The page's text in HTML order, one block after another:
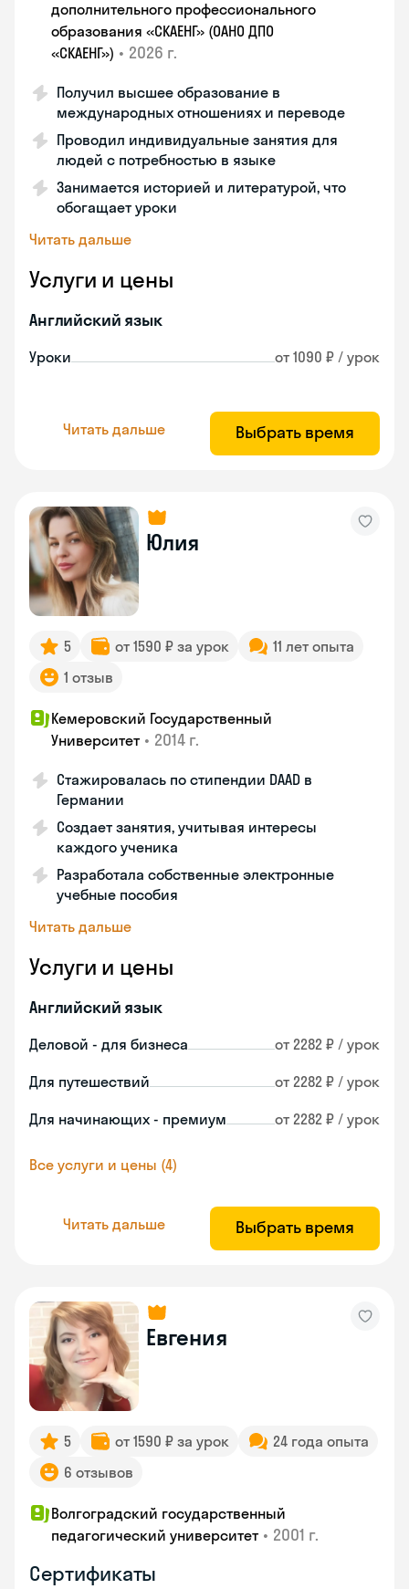
дополнительного профессионального
образования «СКАЕНГ» (ОАНО ДПО
«СКАЕНГ») • 2026 г.
Получил высшее образование в
международных отношениях и переводе
Проводил индивидуальные занятия для
людей с потребностью в языке
Занимается историей и литературой, что
обогащает уроки
Читать дальше
Услуги и цены
Английский язык
Уроки от 1090 ₽ / урок
Читать дальше Выбрать время
Юлия
5 от 1590 ₽ за урок
11 лет опыта
1 отзыв
Кемеровский Государственный
Университет • 2014 г.
Стажировалась по стипендии DAAD в
Германии
Создает занятия, учитывая интересы
каждого ученика
Разработала собственные электронные
учебные пособия
Читать дальше
Услуги и цены
Английский язык
Деловой - для бизнеса от 2282 ₽ / урок
Для путешествий от 2282 ₽ / урок
Для начинающих - премиум от 2282 ₽ / урок
Все услуги и цены (4)
Читать дальше Выбрать время
Евгения
5 от 1590 ₽ за урок
24 года опыта
6 отзывов
Волгоградский государственный
педагогический университет • 2001 г.
Сертификаты